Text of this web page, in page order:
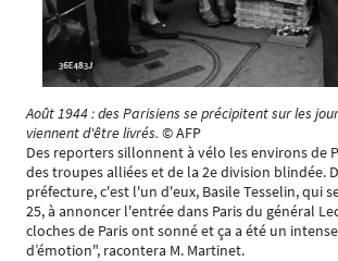
Août 1944 : des Parisiens se précipitent sur les
viennent d'être livrés. © AFP
Des reporters sillonnent à vélo les environs de
des troupes alliées et de la 2e division blindée.
préfecture, c'est l'un d'eux, Basile Tesselin, qui
25, à annoncer l'entrée dans Paris du général
cloches de Paris ont sonné et ça a été un
d’émotion", racontera M. Martinet.